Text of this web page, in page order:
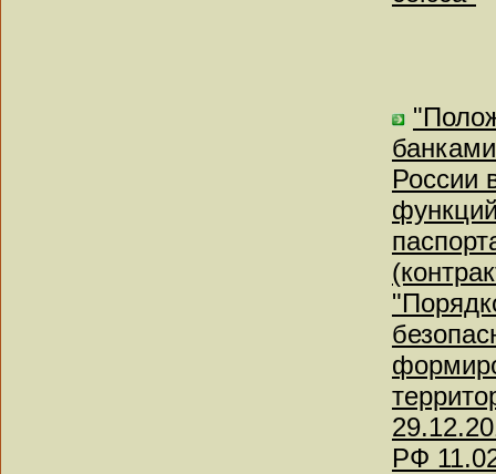
России
РФ